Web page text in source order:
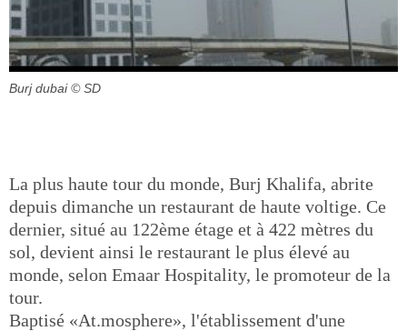
Burj dubai © SD
La plus haute tour du monde, Burj Khalifa, abrite
depuis dimanche un restaurant de haute voltige. Ce
dernier, situé au 122ème étage et à 422 mètres du
sol, devient ainsi le restaurant le plus élevé au
monde, selon Emaar Hospitality, le promoteur de la
tour.
Baptisé «At.mosphere», l'établissement d'une